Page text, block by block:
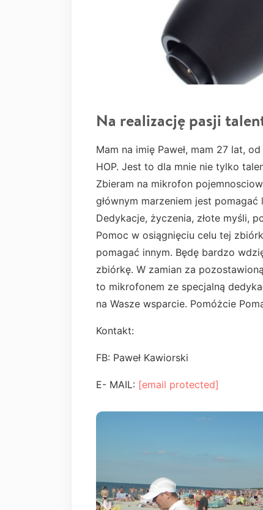
Na realizację pasji
Mam na imię Paweł, mam 27 lat,
HOP. Jest to dla mnie nie tylko
Zbieram na mikrofon
głównym marzeniem jest
Dedykacje, życzenia, złote myśli,
Pomoc w osiągnięciu celu tej
pomagać innym. Będę bardzo
zbiórkę. W zamian za
to mikrofonem ze specjalną
na Wasze wsparcie. Pomóżcie
Kontakt:
FB: Paweł Kawiorski
E- MAIL: [email protected]